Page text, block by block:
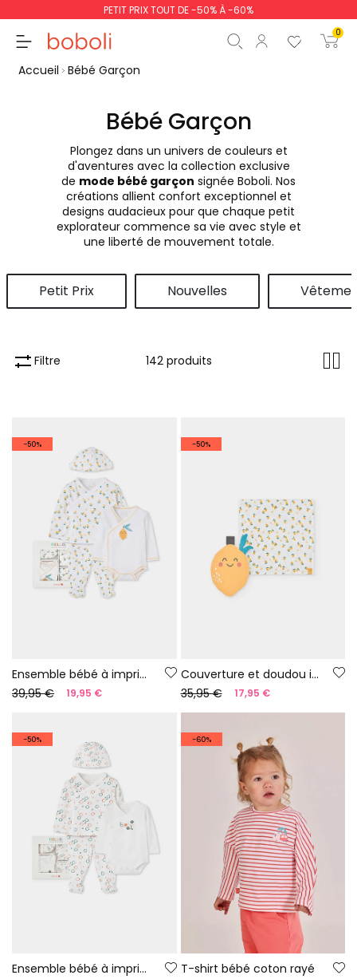
PETIT PRIX TOUT DE -50% À -60%
0
poursuit Commencer la
Accueil Bébé Garçon
Bébé Garçon
Plongez dans un univers de couleurs et
d'aventures avec la collection exclusive
de mode bébé garçon signée Boboli. Nos
créations allient confort exceptionnel et
designs audacieux pour que chaque petit
explorateur commence sa vie avec style et
une liberté de mouvement totale.
Petit Prix Nouvelles
Filtre 142 produits
-50%
Ensemble bébé à imprimé citrons
39,95 €
19,95 €
-50%
Couverture et doudou imprimés pour bébé
35,95 €
17,95 €
-50%
Ensemble bébé à imprimé poissons
-60%
T-shirt bébé coton rayé